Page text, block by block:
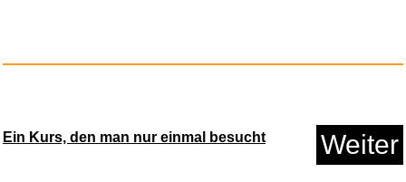
Pretty Woman (Jubiläumsed...
Ein Kurs, den man nur einmal besucht Weiter